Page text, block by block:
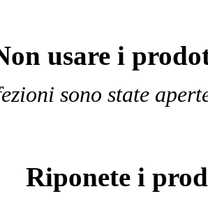
usare i
sono state
Riponete i